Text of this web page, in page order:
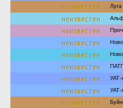
неизвестен
неизвестен
неизвестен
неизвестен
неизвестен
неизвестен
неизвестен УАТ-
неизвестен УАТ-
неизвестен